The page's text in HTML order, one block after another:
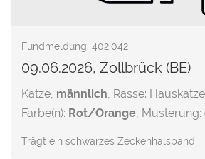
Fundmeldung: 402'042
09.06.2026, Zollbrück (BE)
Katze, männlich, Rasse: Hauskatze
Farbe(n): Rot/Orange, Musterung:
Trägt ein schwarzes Zeckenhalsband